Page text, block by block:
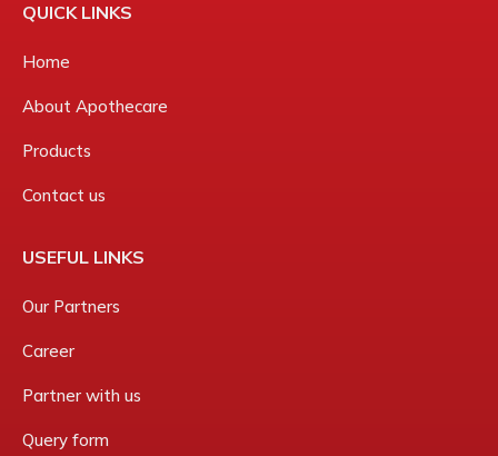
QUICK LINKS
Home
About Apothecare
Products
Contact us
USEFUL LINKS
Our Partners
Career
Partner with us
Query form